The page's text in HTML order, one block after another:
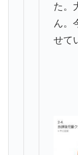
た。
ん。
せて